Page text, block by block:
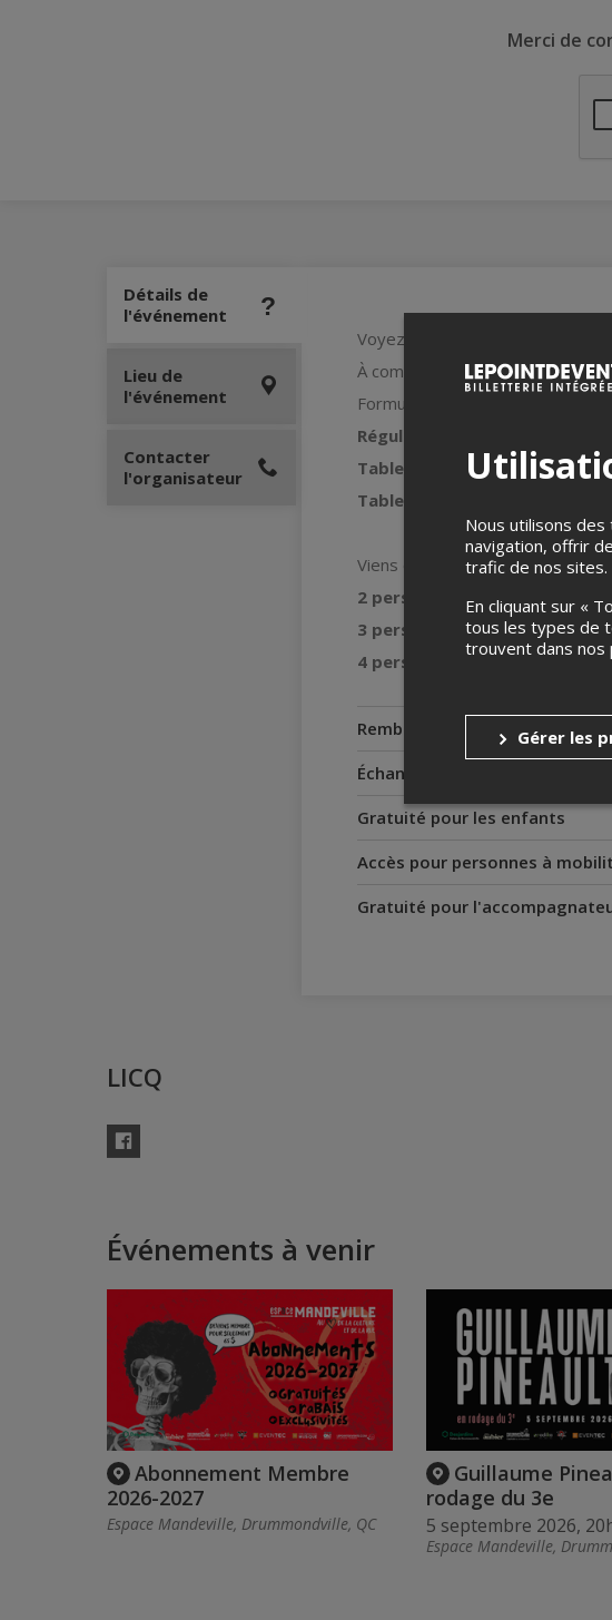
Merci de
Détails de
l'événement
Voyez
À compter du 7 octobre, les
Formule
avec des
Régulier :
Table VIP familiale :
40$, cela
Table VIP adulte :
60$, cela
Viens en gang et obtiens un
2 personnes : 10% de rabais
3 personnes : 20 % de rabais
4 personnes : 30% de rabais
Remboursements
Échanges
Gratuité pour les enfants
Accès pour personnes à
Gratuité pour
Lieu de
l'événement
Contacter
l'organisateur
LICQ
Événements à venir
Abonnement Membre
2026-2027
Espace Mandeville, Drummondville, QC
Guillaume
rodage du 3e
5 septembre 2026,
Espace Mandeville,
Nous utilisons
navigation, offrir
trafic de nos sites.
En cliquant sur «
tous les types de
trouvent dans nos
Gérer les